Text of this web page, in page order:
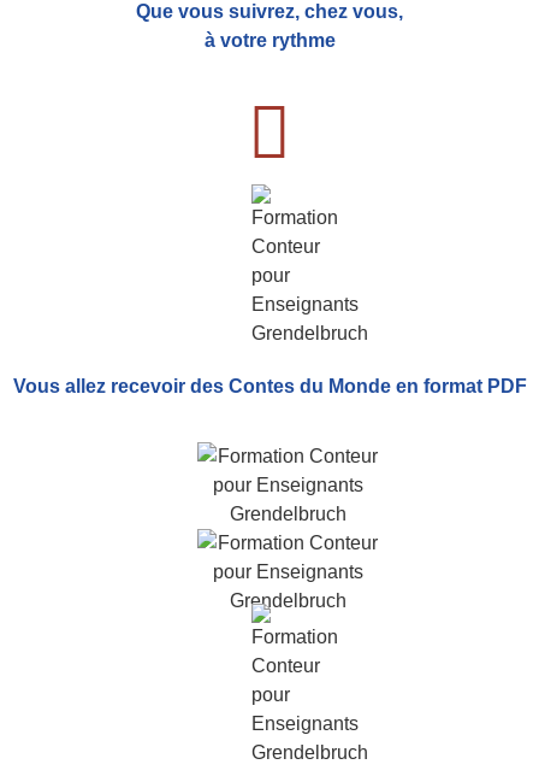
Que vous suivrez, chez vous,
à votre rythme
Vous allez recevoir des Contes du Monde en format PDF